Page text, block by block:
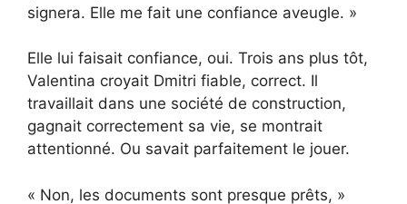
signera. Elle me fait une confiance aveugle. »
Elle lui faisait confiance, oui. Trois ans plus tôt,
Valentina croyait Dmitri fiable, correct. Il
travaillait dans une société de construction,
gagnait correctement sa vie, se montrait
attentionné. Ou savait parfaitement le jouer.
« Non, les documents sont presque prêts, »